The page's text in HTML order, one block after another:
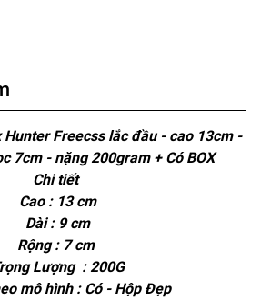
Hunter Freecss lắc đầu - cao 13cm -
7cm - nặng 200gram + Có BOX
Chi tiết
Cao : 13 cm
Dài : 9 cm
Rộng : 7 cm
Lượng : 200G
mô hình : Có - Hộp Đẹp